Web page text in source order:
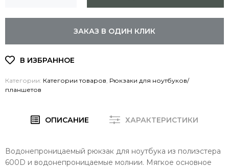
ЗАКАЗ В ОДИН КЛИК
Категории: Категории товаров Рюкзаки для ноутбуков/
планшетов
ОПИСАНИЕ ХАРАКТЕРИСТИКИ
Водонепроницаемый рюкзак для ноутбука из полиэстера
600D и водонепроницаемые молнии. Мягкое основное